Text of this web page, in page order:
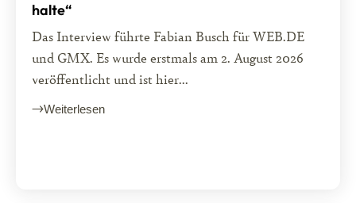
halte“
Das Interview führte Fabian Busch für WEB.DE
und GMX. Es wurde erstmals am 2. August 2026
veröffentlicht und ist hier...
Weiterlesen